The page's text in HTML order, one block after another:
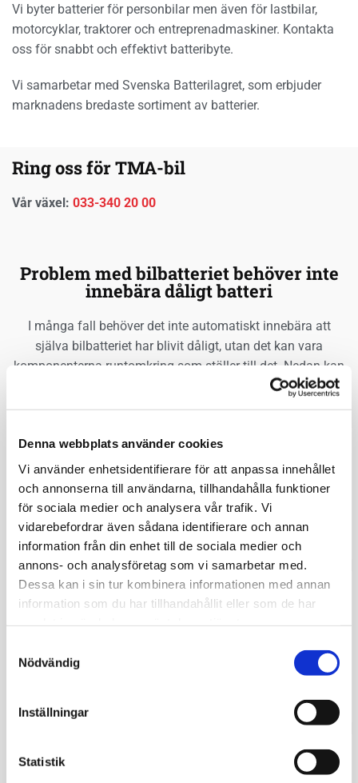
Denna webbplats använder cookies
Vi använder enhetsidentifierare för att anpassa innehållet
och annonserna till användarna, tillhandahålla funktioner
för sociala medier och analysera vår trafik. Vi
vidarebefordrar även sådana identifierare och annan
information från din enhet till de sociala medier och
annons- och analysföretag som vi samarbetar med.
Dessa kan i sin tur kombinera informationen med annan
information som du har tillhandahållit eller som de har
Nödvändig
Inställningar
Statistik
Vi byter batterier för personbilar men även för lastbilar,
motorcyklar, traktorer och entreprenadmaskiner. Kontakta
oss för snabbt och effektivt batteribyte.
Vi samarbetar med Svenska Batterilagret, som erbjuder
marknadens bredaste sortiment av batterier.
Ring oss för TMA-bil
Vår växel: 033-340 20 00
Problem med bilbatteriet behöver inte
innebära dåligt batteri
I många fall behöver det inte automatiskt innebära att
själva bilbatteriet har blivit dåligt, utan det kan vara
komponenterna runtomkring som ställer till det. Nedan kan
du läsa lite kort om vad det kan vara.
SLITEN GENERATOR
Generatorn är komponenten som laddar batteriet.
I vissa fall kan det vara generatorn som inte
laddar batteriet längre.
SLITEN MULTIRIBREM
generatorn. Den ser till att generatorn drivs och
faktiskt genererar laddning. Ibland kan den vara